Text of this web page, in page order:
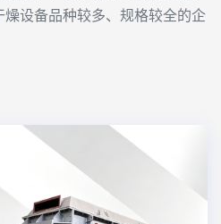
设备品种较多、规格较全的企